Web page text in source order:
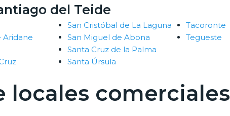
del Teide
Aridane
San Cristóbal de La Laguna
San Miguel de Abona
Santa Cruz de la Palma
Santa Úrsula
Tacoronte
Tegueste
locales comerciales